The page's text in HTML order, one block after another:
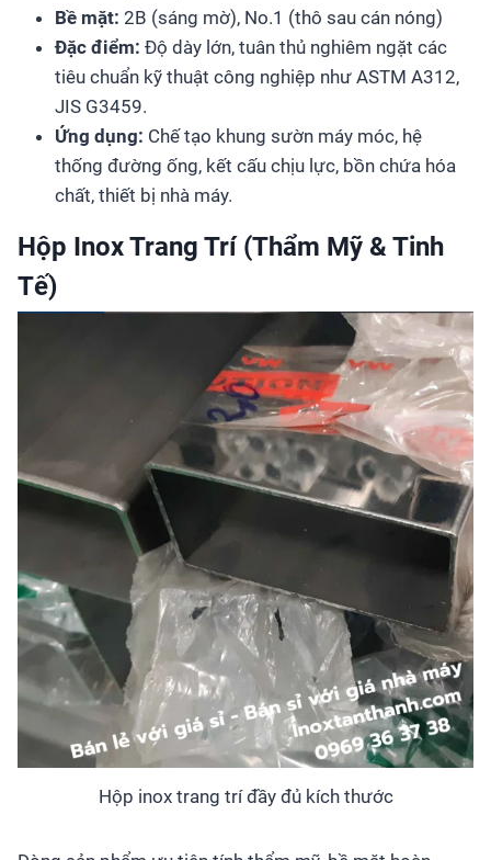
Bề mặt: 2B (sáng mờ), No.1 (thô sau cán nóng)
Đặc điểm: Độ dày lớn, tuân thủ nghiêm ngặt các
tiêu chuẩn kỹ thuật công nghiệp như ASTM A312,
JIS G3459.
Ứng dụng: Chế tạo khung sườn máy móc, hệ
thống đường ống, kết cấu chịu lực, bồn chứa hóa
chất, thiết bị nhà máy.
Hộp Inox Trang Trí (Thẩm Mỹ & Tinh
Tế)
Hộp inox trang trí đầy đủ kích thước